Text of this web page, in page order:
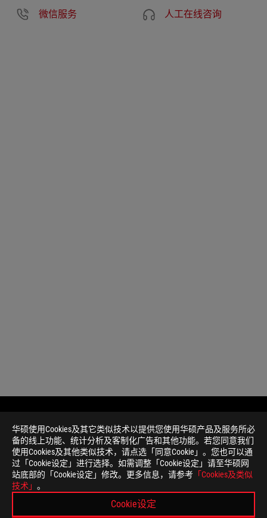
华硕使用Cookies及其它类似技术以提供您使用华硕产品及服务所必
备的线上功能、统计分析及客制化广告和其他功能。若您同意我们
使用Cookies及其他类似技术，请点选「同意Cookie」。您也可以通
过「Cookie设定」进行选择。如需调整「Cookie设定」请至华硕网
站底部的「Cookie设定」修改。更多信息，请参考 「Cookies及类似
技术」 。
Cookie设定
微信服务 人工在线咨询
免
责
声
明
本页面数据为理论值，由华硕内部实验室在特定测试环
件版本、使用条件及环境差异略有不同，请以实际情况为
产品规格及功能特性，以及所有图片仅供参考，内容会
所有产品规格可能会依地区而有所变动，我们诚挚的建
本网站所提到的产品规格、功能特性、应用程序、图片
PCB板与附赠软件可能随产品批次而略有不同，如有变动
本网站所提及的品牌与产品名称仅做识别之用，而这些